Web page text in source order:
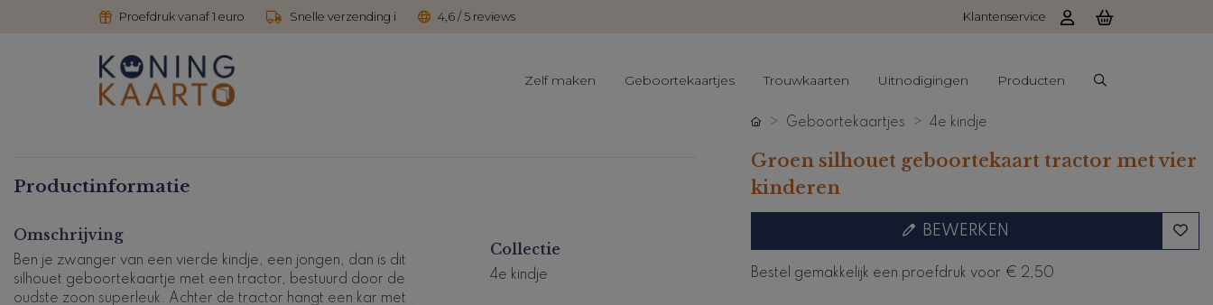
Proefdruk vanaf 1 euro Snelle verzending i 4,6 / 5 reviews Klantenservice
Zelf maken Geboortekaartjes Trouwkaarten Uitnodigingen Producten
Productinformatie
Omschrijving
Ben je zwanger van een vierde kindje, een jongen, dan is dit
silhouet geboortekaartje met een tractor, bestuurd door de
oudste zoon superleuk. Achter de tractor hangt een kar met
Collectie
4e kindje
Geboortekaartjes 4e kindje
Groen silhouet geboortekaart tractor met vier
kinderen
BEWERKEN
Bestel gemakkelijk een proefdruk voor € 2,50